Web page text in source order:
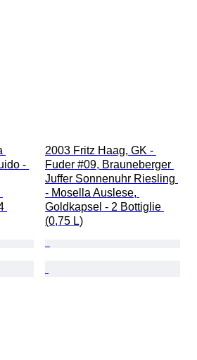
-
2003 Fritz Haag, GK -
Fuder #09, Brauneberger
Juffer Sonnenuhr Riesling
- Mosella Auslese,
Goldkapsel - 2 Bottiglie
(0,75 L)